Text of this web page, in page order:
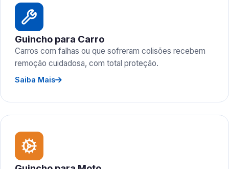
Guincho para Carro
Carros com falhas ou que sofreram colisões recebem
remoção cuidadosa, com total proteção.
Saiba Mais